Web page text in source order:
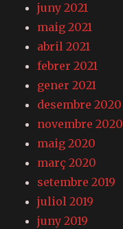
juny 2021
maig 2021
abril 2021
febrer 2021
gener 2021
desembre 2020
novembre 2020
maig 2020
març 2020
setembre 2019
juliol 2019
juny 2019